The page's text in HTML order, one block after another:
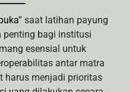
” saat latihan payung
penting bagi institusi
esensial untuk
antar matra
harus menjadi prioritas